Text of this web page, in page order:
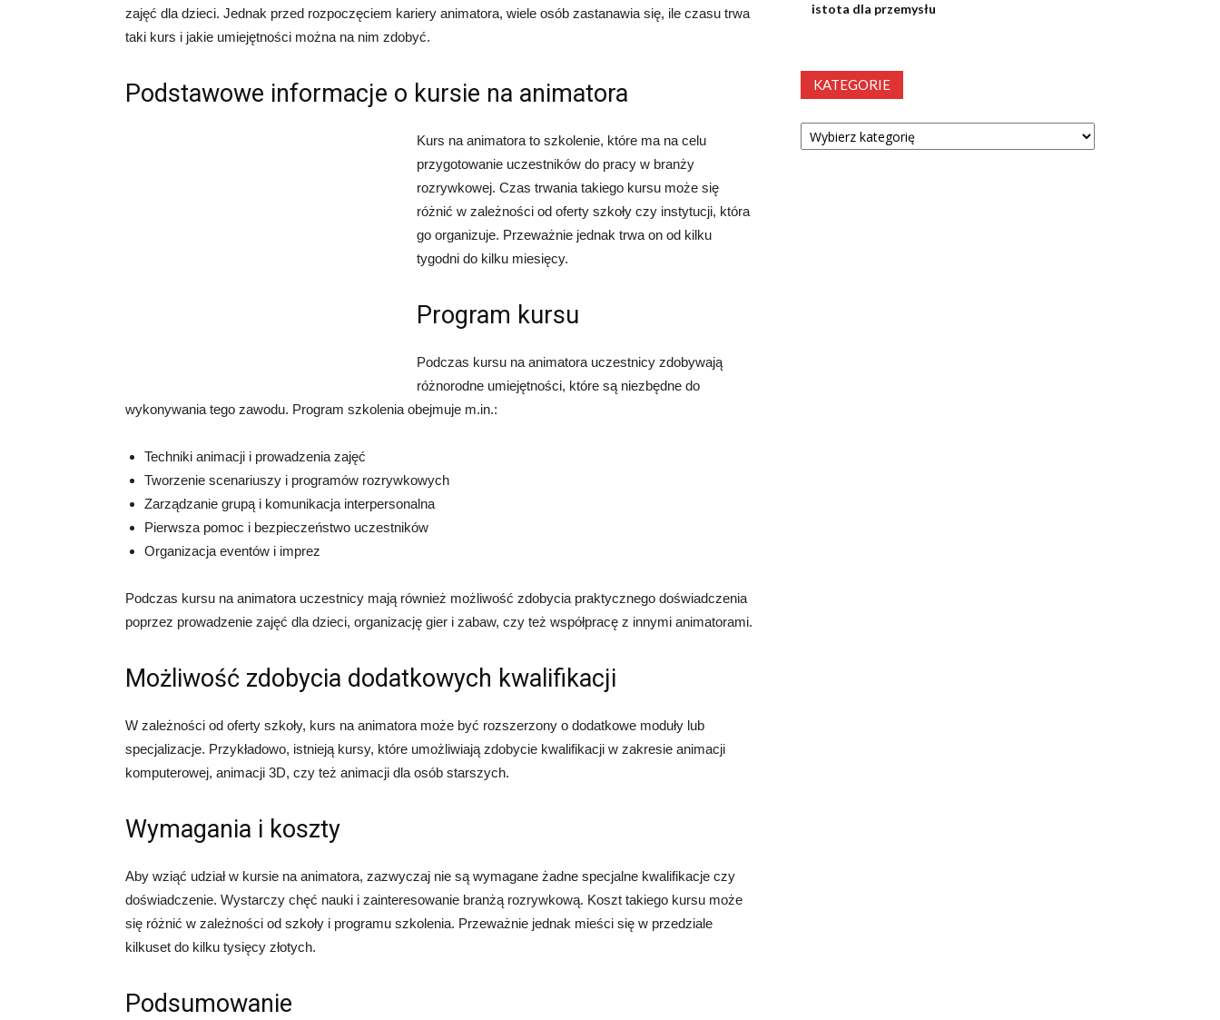
zajęć dla dzieci. Jednak przed rozpoczęciem kariery animatora, wiele osób zastanawia się, ile czasu trwa
taki kurs i jakie umiejętności można na nim zdobyć.
Podstawowe informacje o kursie na animatora
Kurs na animatora to szkolenie, które ma na celu
przygotowanie uczestników do pracy w branży
rozrywkowej. Czas trwania takiego kursu może się
różnić w zależności od oferty szkoły czy instytucji, która
go organizuje. Przeważnie jednak trwa on od kilku
tygodni do kilku miesięcy.
Program kursu
Podczas kursu na animatora uczestnicy zdobywają
różnorodne umiejętności, które są niezbędne do
wykonywania tego zawodu. Program szkolenia obejmuje m.in.:
Techniki animacji i prowadzenia zajęć
Tworzenie scenariuszy i programów rozrywkowych
Zarządzanie grupą i komunikacja interpersonalna
Pierwsza pomoc i bezpieczeństwo uczestników
Organizacja eventów i imprez
Podczas kursu na animatora uczestnicy mają również możliwość zdobycia praktycznego doświadczenia
poprzez prowadzenie zajęć dla dzieci, organizację gier i zabaw, czy też współpracę z innymi animatorami.
Możliwość zdobycia dodatkowych kwalifikacji
W zależności od oferty szkoły, kurs na animatora może być rozszerzony o dodatkowe moduły lub
specjalizacje. Przykładowo, istnieją kursy, które umożliwiają zdobycie kwalifikacji w zakresie animacji
komputerowej, animacji 3D, czy też animacji dla osób starszych.
Wymagania i koszty
Aby wziąć udział w kursie na animatora, zazwyczaj nie są wymagane żadne specjalne kwalifikacje czy
doświadczenie. Wystarczy chęć nauki i zainteresowanie branżą rozrywkową. Koszt takiego kursu może
się różnić w zależności od szkoły i programu szkolenia. Przeważnie jednak mieści się w przedziale
kilkuset do kilku tysięcy złotych.
Podsumowanie
istota dla przemysłu
KATEGORIE
Kategorie